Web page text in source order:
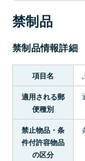
禁制品
禁制品情報詳細
項目名
適用される郵
便種別
禁止物品・条
件付許容物品
の区分